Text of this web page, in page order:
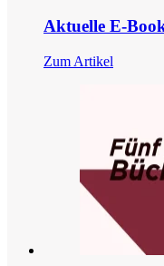
Aktuelle E-
Zum Artikel